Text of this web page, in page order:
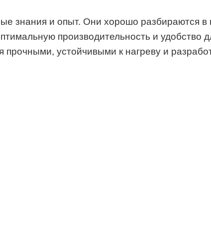
знания и опыт. Они хорошо разбираются в
производительность и удобство
устойчивыми к нагреву и